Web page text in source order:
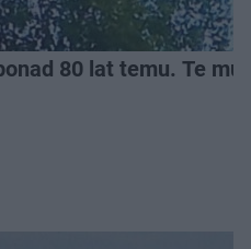
80 lat temu. Te